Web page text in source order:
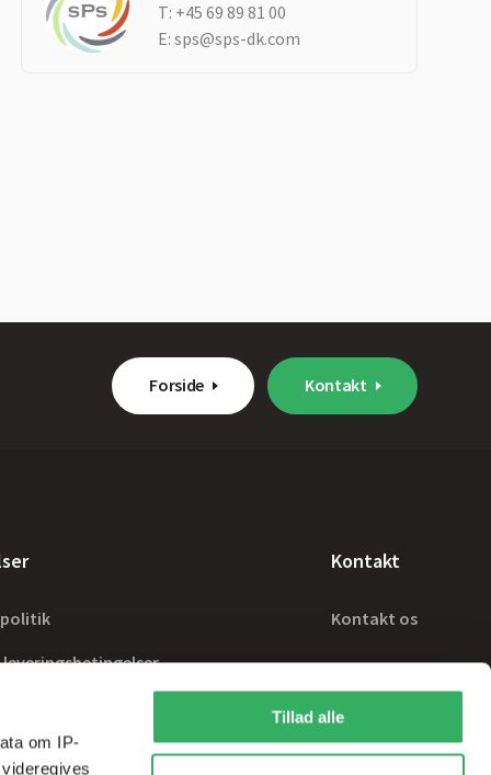
om IP-
Tillad alle
T: +45 69 89 81 00
E: sps@sps-dk.com
Forside Kontakt
leveringsbetingelser
Kontakt
Kontakt os